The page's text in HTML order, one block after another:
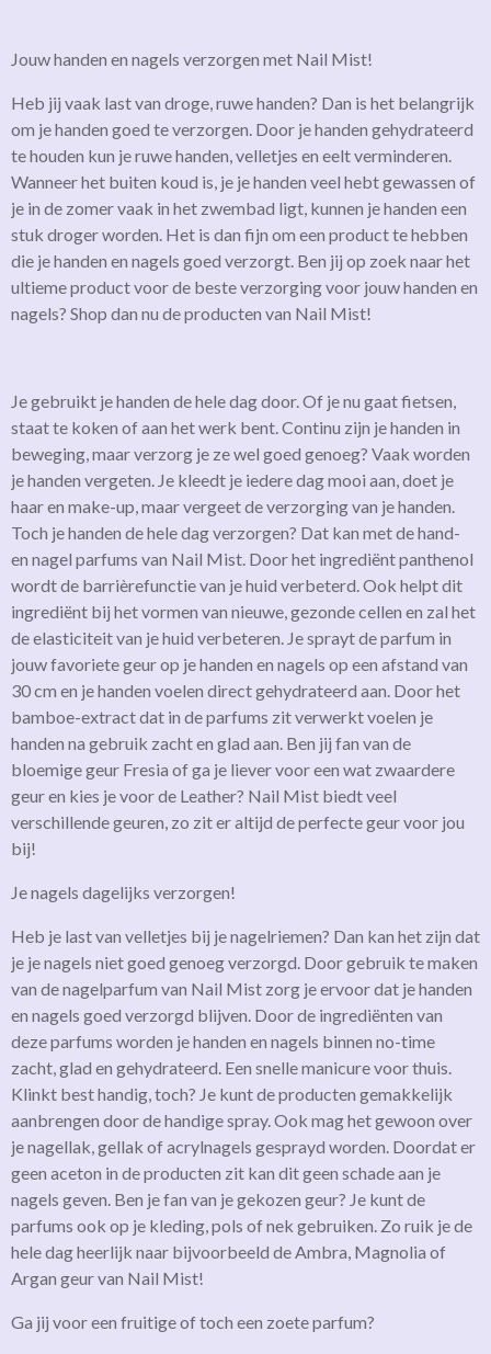
Jouw handen en nagels verzorgen met Nail Mist!
Heb jij vaak last van droge, ruwe handen? Dan is het belangrijk
om je handen goed te verzorgen. Door je handen gehydrateerd
te houden kun je ruwe handen, velletjes en eelt verminderen.
Wanneer het buiten koud is, je je handen veel hebt gewassen of
je in de zomer vaak in het zwembad ligt, kunnen je handen een
stuk droger worden. Het is dan fijn om een product te hebben
die je handen en nagels goed verzorgt. Ben jij op zoek naar het
ultieme product voor de beste verzorging voor jouw handen en
nagels? Shop dan nu de producten van Nail Mist!
Je gebruikt je handen de hele dag door. Of je nu gaat fietsen,
staat te koken of aan het werk bent. Continu zijn je handen in
beweging, maar verzorg je ze wel goed genoeg? Vaak worden
je handen vergeten. Je kleedt je iedere dag mooi aan, doet je
haar en make-up, maar vergeet de verzorging van je handen.
Toch je handen de hele dag verzorgen? Dat kan met de hand-
en nagel parfums van Nail Mist. Door het ingrediënt panthenol
wordt de barrièrefunctie van je huid verbeterd. Ook helpt dit
ingrediënt bij het vormen van nieuwe, gezonde cellen en zal het
de elasticiteit van je huid verbeteren. Je sprayt de parfum in
jouw favoriete geur op je handen en nagels op een afstand van
30 cm en je handen voelen direct gehydrateerd aan. Door het
bamboe-extract dat in de parfums zit verwerkt voelen je
handen na gebruik zacht en glad aan. Ben jij fan van de
bloemige geur Fresia of ga je liever voor een wat zwaardere
geur en kies je voor de Leather? Nail Mist biedt veel
verschillende geuren, zo zit er altijd de perfecte geur voor jou
bij!
Je nagels dagelijks verzorgen!
Heb je last van velletjes bij je nagelriemen? Dan kan het zijn dat
je je nagels niet goed genoeg verzorgd. Door gebruik te maken
van de nagelparfum van Nail Mist zorg je ervoor dat je handen
en nagels goed verzorgd blijven. Door de ingrediënten van
deze parfums worden je handen en nagels binnen no-time
zacht, glad en gehydrateerd. Een snelle manicure voor thuis.
Klinkt best handig, toch? Je kunt de producten gemakkelijk
aanbrengen door de handige spray. Ook mag het gewoon over
je nagellak, gellak of acrylnagels gesprayd worden. Doordat er
geen aceton in de producten zit kan dit geen schade aan je
nagels geven. Ben je fan van je gekozen geur? Je kunt de
parfums ook op je kleding, pols of nek gebruiken. Zo ruik je de
hele dag heerlijk naar bijvoorbeeld de Ambra, Magnolia of
Argan geur van Nail Mist!
Ga jij voor een fruitige of toch een zoete parfum?